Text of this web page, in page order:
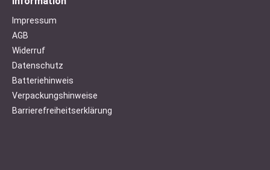
Impressum
AGB
Widerruf
Datenschutz
Batteriehinweis
Verpackungshinweise
Barrierefreiheitserklärung